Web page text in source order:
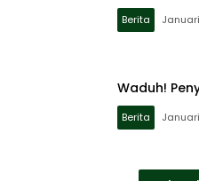
Berita
Waduh!
Berita